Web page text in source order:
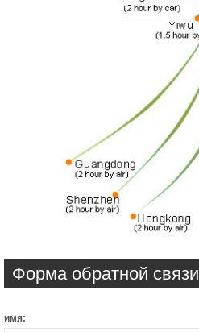
Форма обратной связи
имя: